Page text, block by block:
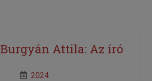
Burgyán Attila: Az író
2024